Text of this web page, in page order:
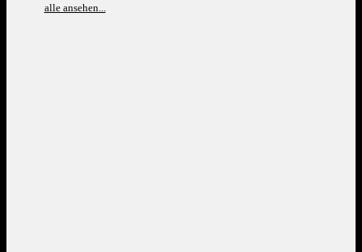
alle ansehen...